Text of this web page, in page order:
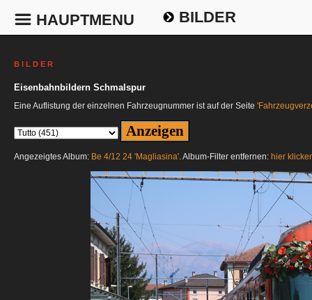
HAUPTMENU BILDER
B I L D E R
Eisenbahnbildern Schmalspur
Eine Auflistung der einzelnen Fahrzeugnummer ist auf der Seite
Angezeigtes Album: Be 4/12 24 'Magliasina'. Album-Filter entfernen: hier